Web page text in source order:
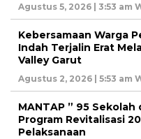
Agustus 5, 2026 | 3:53 am
Kebersamaan Warga
Indah Terjalin Erat
Valley Garut
Agustus 2, 2026 | 5:53 am
MANTAP ” 95
Program Revitalisasi
Pelaksanaan